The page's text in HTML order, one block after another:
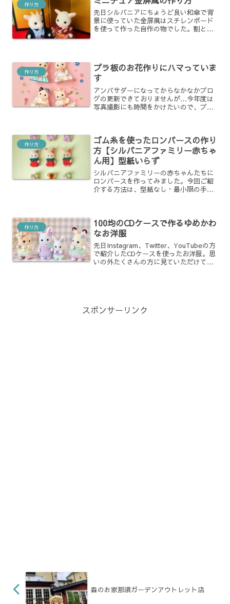
作り方
先日シルバニアにちょうど良い和傘で背
景に使っていた金屏風はスチレンボード
を使って作った自作の物でした。割と簡
作り方
プラ板のお花作りにハマっていま
す
アンバサダーになってからなかなかブロ
グの更新できておりませんが…今年度は
写真撮影にも時間をかけたいので、ブロ
ての合間に細々とお洋服作...
作り方
ゴム糸を使ったロンパースの作り
方【シルバニアファミリー赤ちゃ
ん用】型紙いらず
シルバニアファミリーの赤ちゃんたちに
ロンパースを作ってみました。今回ご紹
介する方法は、型紙なし・最小限の手縫
の着脱もしやすく、見た目...
作り方
100均のCDケースで作るゆめかわ
なお洋服
先日Instagram、Twitter、YouTubeの方
で紹介したCDケースを使ったお洋服。思
いの外たくさんの方に見ていただけて。
スポンサーリンク
森のお家那須ガーデンアウトレット店